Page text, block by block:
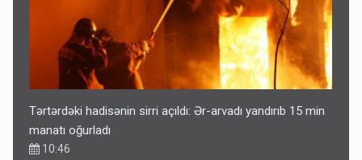
Tərtərdəki hadisənin sirri açıldı: Ər-arvadı yandırıb 15 min
manatı oğurladı
10:46